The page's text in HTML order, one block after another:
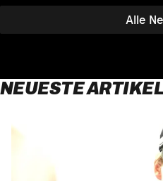
Alle
NEUESTE